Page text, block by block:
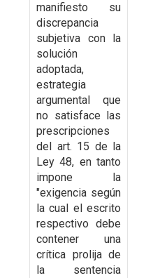
manifiesto su
discrepancia
subjetiva con la
solución
adoptada,
estrategia
argumental que
no satisface las
prescripciones
del art. 15 de la
Ley 48, en tanto
impone la
"exigencia según
la cual el escrito
respectivo debe
contener una
crítica prolija de
la sentencia